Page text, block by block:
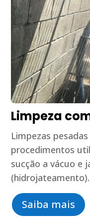
Limpeza
Limpezas
procedimentos
sucção a vácuo e
Saiba mais